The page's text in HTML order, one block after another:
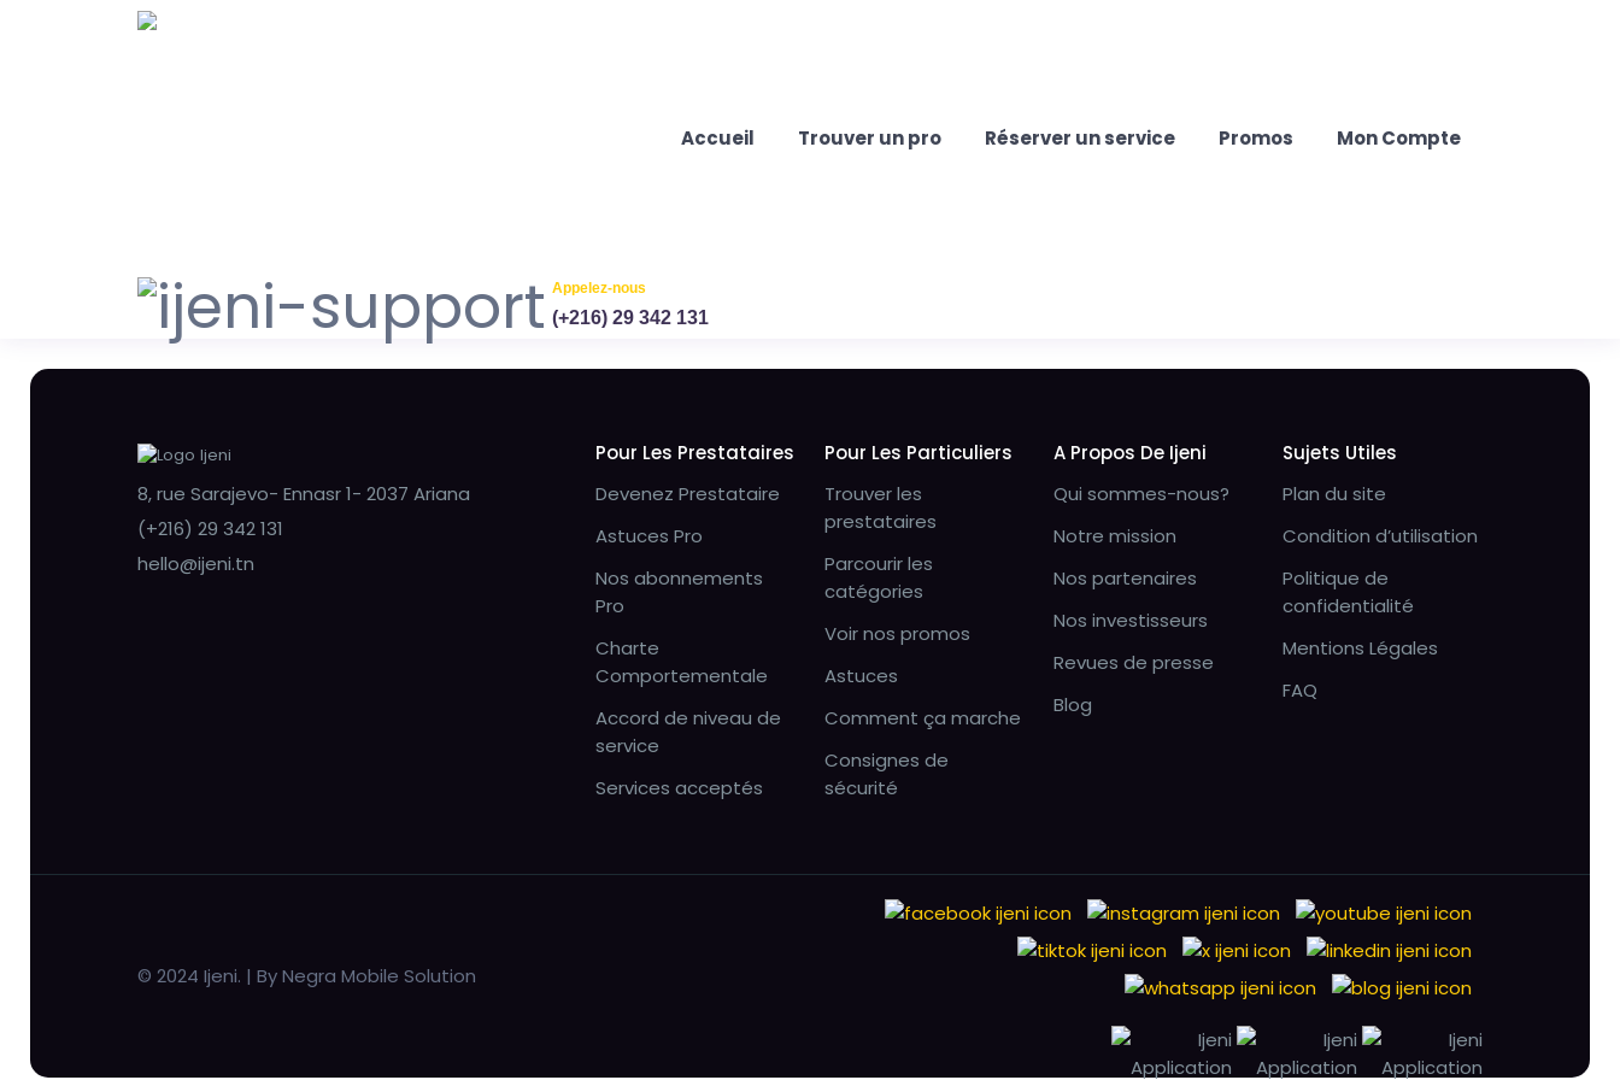
Accueil Trouver un pro Réserver un service Promos Mon Compte
Appelez-nous
(+216) 29 342 131
8, rue Sarajevo- Ennasr 1- 2037 Ariana
(+216) 29 342 131
hello@ijeni.tn
Pour Les Prestataires
Devenez Prestataire
Astuces Pro
Nos abonnements
Pro
Charte
Comportementale
Accord de niveau de
service
Services acceptés
Pour Les Particuliers
Trouver les
prestataires
Parcourir les
catégories
Voir nos promos
Astuces
Comment ça marche
Consignes de
sécurité
A Propos De Ijeni
Qui sommes-nous?
Notre mission
Nos partenaires
Nos investisseurs
Revues de presse
Blog
Sujets Utiles
Plan du site
Condition d’utilisation
Politique de
confidentialité
Mentions Légales
FAQ
© 2024 Ijeni. | By Negra Mobile Solution